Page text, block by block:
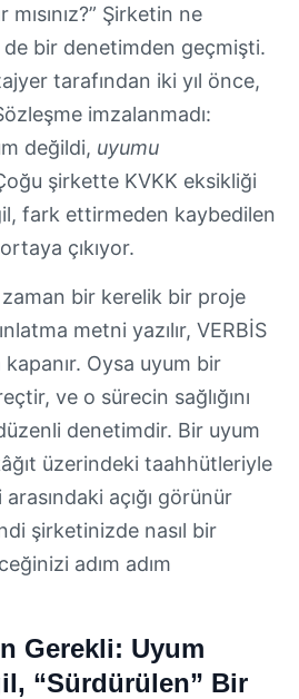
Şirketin ne
de bir denetimden geçmişti.
tarafından iki yıl önce,
imzalanmadı:
değildi, uyumu
şirkette KVKK eksikliği
fark ettirmeden kaybedilen
çıkıyor.
bir kerelik bir proje
metni yazılır, VERBİS
kapanır. Oysa uyum bir
ve o sürecin sağlığını
denetimdir. Bir uyum
üzerindeki taahhütleriyle
açığı görünür
şirketinizde nasıl bir
adım adım
Gerekli: Uyum
“Sürdürülen” Bir